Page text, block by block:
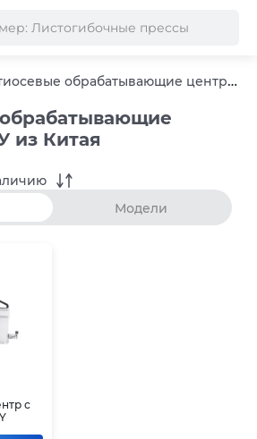
Пятиосевые обрабатывающие центры с ЧПУ из Китая
из Китая
Модели
с